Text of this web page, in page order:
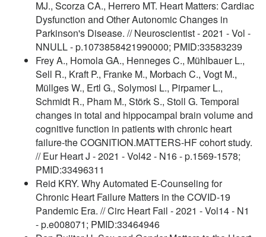
MJ., Scorza CA., Herrero MT. Heart Matters: Cardiac
Dysfunction and Other Autonomic Changes in
Parkinson's Disease. // Neuroscientist - 2021 - Vol -
NNULL - p.1073858421990000; PMID:33583239
Frey A., Homola GA., Henneges C., Mühlbauer L.,
Sell R., Kraft P., Franke M., Morbach C., Vogt M.,
Müllges W., Ertl G., Solymosi L., Pirpamer L.,
Schmidt R., Pham M., Störk S., Stoll G. Temporal
changes in total and hippocampal brain volume and
cognitive function in patients with chronic heart
failure-the COGNITION.MATTERS-HF cohort study.
// Eur Heart J - 2021 - Vol42 - N16 - p.1569-1578;
PMID:33496311
Reid KRY. Why Automated E-Counseling for
Chronic Heart Failure Matters in the COVID-19
Pandemic Era. // Circ Heart Fail - 2021 - Vol14 - N1
- p.e008071; PMID:33464946